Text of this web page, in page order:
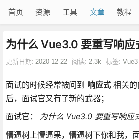
首页 资源 工具 文章 教程
为什么 Vue3.0 要重写响应
更新日期: 2020-12-22 阅读: 2.3k 标签: Vue3
面试的时候经常被问到 响应式相关的
后，面试官又有了新的武器；
面试官：
为什么 Vue3.0 要重写响应
懵逼树上懵逼果，懵逼树下你和我，